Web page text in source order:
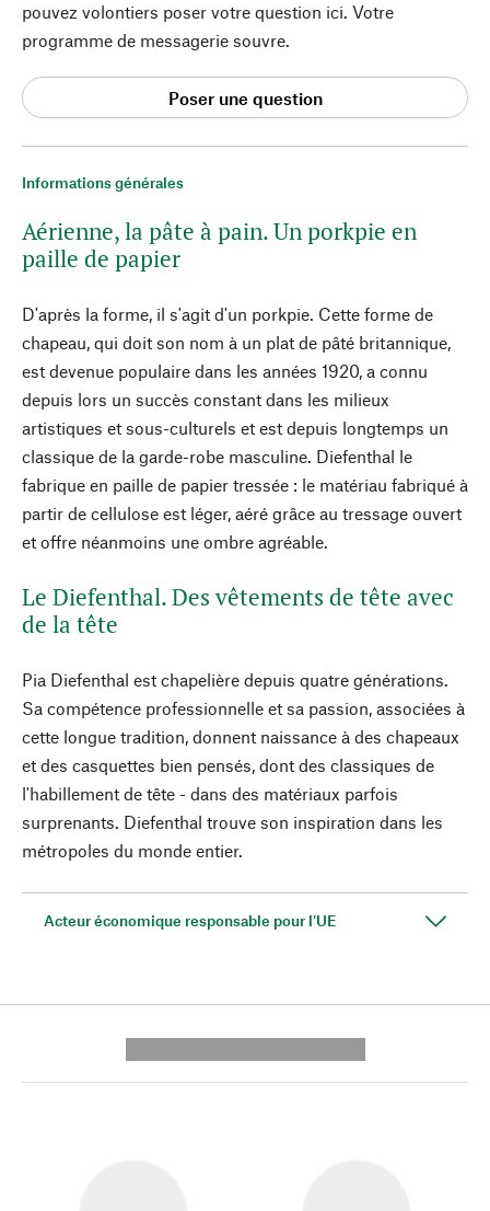
Informations générales
Aérienne, la pâte à pain. Un porkpie en
paille de papier
D'après la forme, il s'agit d'un porkpie. Cette forme de
chapeau, qui doit son nom à un plat de pâté britannique,
est devenue populaire dans les années 1920, a connu
depuis lors un succès constant dans les milieux
artistiques et sous-culturels et est depuis longtemps un
classique de la garde-robe masculine. Diefenthal le
fabrique en paille de papier tressée : le matériau fabriqué à
partir de cellulose est léger, aéré grâce au tressage ouvert
et offre néanmoins une ombre agréable.
Le Diefenthal. Des vêtements de tête avec
de la tête
Pia Diefenthal est chapelière depuis quatre générations.
Sa compétence professionnelle et sa passion, associées à
cette longue tradition, donnent naissance à des chapeaux
et des casquettes bien pensés, dont des classiques de
l'habillement de tête - dans des matériaux parfois
surprenants. Diefenthal trouve son inspiration dans les
métropoles du monde entier.
Acteur économique responsable pour l'UE
pouvez volontiers poser votre question ici. Votre
programme de messagerie souvre.
Poser une question